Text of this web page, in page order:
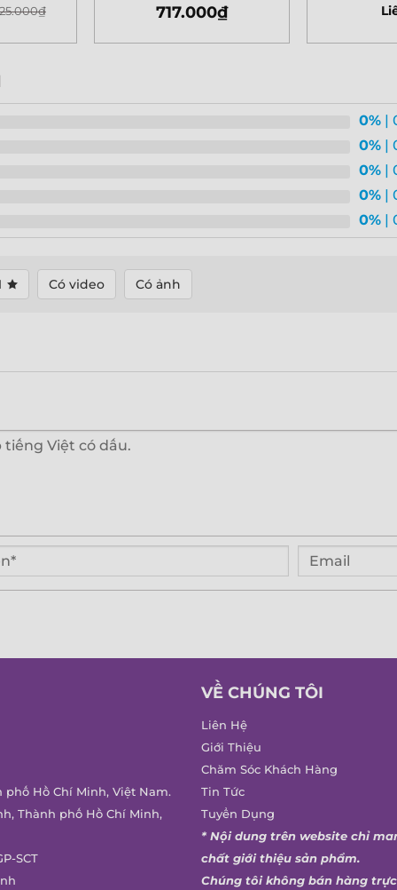
₫ 717.000₫
0%|
0%|
0%|
0%|
0%|
Có video Có ảnh
phố Hồ Chí Minh, Việt Nam.
Thành phố Hồ Chí Minh,
SCT
VỀ CHÚNG TÔI
Liên Hệ
Giới Thiệu
Chăm Sóc Khách Hàng
Tin Tức
Tuyển Dụng
* Nội dung trên website chỉ
chất giới thiệu sản phẩm.
Chúng tôi không bán hàng